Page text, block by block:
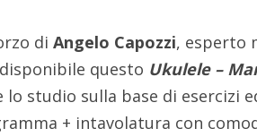
diAngelo Capozzi, esperto
questo Ukulele –
studio sulla base di esercizi
+ intavolatura con